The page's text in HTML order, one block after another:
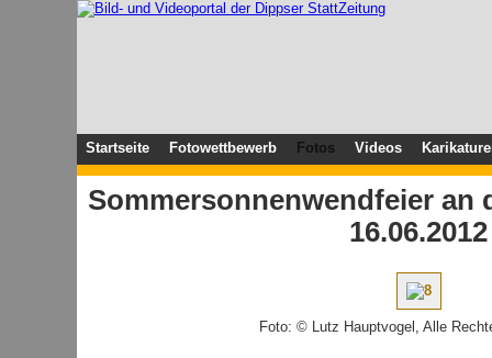
Startseite Fotowettbewerb Fotos Videos
Sommersonnenwendfeier an
16.06.2012
Foto: © Lutz Hauptvogel, Alle